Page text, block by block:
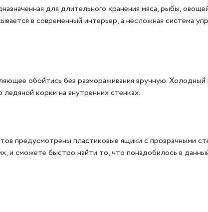
для длительного хранения мяса, рыбы,
в современный интерьер, а несложная система
обойтись без размораживания вручную. Холодный
корки на внутренних стенках.
предусмотрены пластиковые ящики с прозрачными
и сможете быстро найти то, что понадобилось в